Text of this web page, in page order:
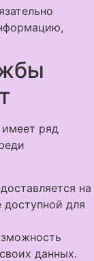
ряд
на
доступной для
данных.